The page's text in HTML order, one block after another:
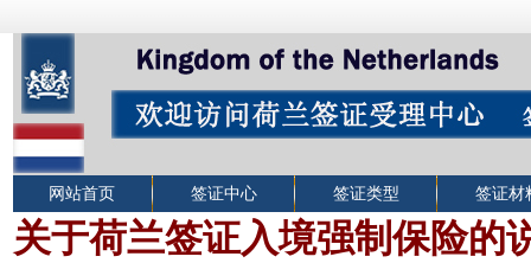
网站首页 签证中心 签证类型 签证材
关于荷兰签证入境强制保险的